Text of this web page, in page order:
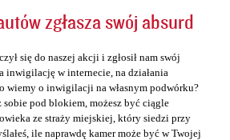
zgłasza swój absurd
się do naszej akcji i zgłosił nam swój
inwigilację w internecie, na działania
wiemy o inwigilacji na własnym podwórku?
sobie pod blokiem, możesz być ciągle
ze straży miejskiej, który siedzi przy
ile naprawdę kamer może być w Twojej